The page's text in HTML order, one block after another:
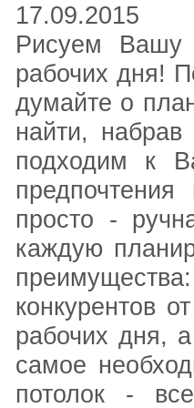
17.09.2015
Рисуем Вашу
рабочих дня!
думайте о
найти,
подходим к
просто -
каждую
конкурентов
рабочих дня,
самое
потолок -